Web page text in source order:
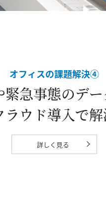
オフィスの課題解決④
緊急事態のデー
ラウド導入で
詳しく見る